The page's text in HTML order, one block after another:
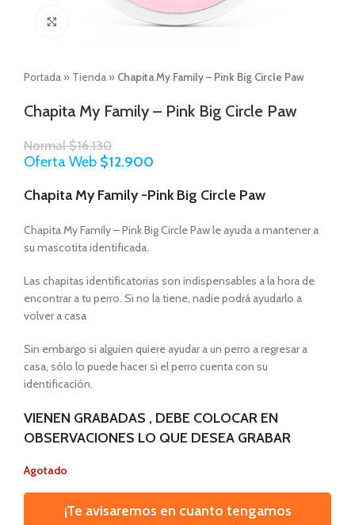
Portada » Tienda » Chapita My Family – Pink Big Circle Paw
Chapita My Family – Pink Big Circle Paw
Normal$16.130
Oferta Web $12.900
Chapita My Family -Pink Big Circle Paw
Chapita My Family – Pink Big Circle Paw le ayuda a mantener a
su mascotita identificada.
Las chapitas identificatorias son indispensables a la hora de
encontrar a tu perro. Si no la tiene, nadie podrá ayudarlo a
volver a casa
Sin embargo si alguien quiere ayudar a un perro a regresar a
casa, sólo lo puede hacer si el perro cuenta con su
identificación.
VIENEN GRABADAS , DEBE COLOCAR EN
OBSERVACIONES LO QUE DESEA GRABAR
Agotado
¡Te avisaremos en cuanto tengamos